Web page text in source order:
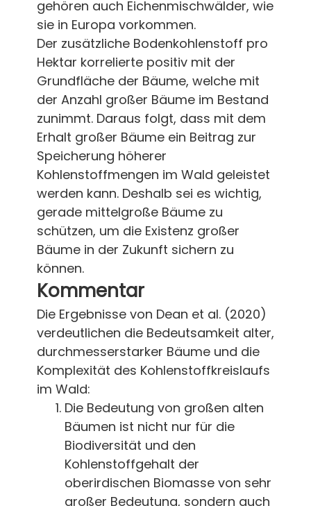
gehören auch Eichenmischwälder, wie
sie in Europa vorkommen.
Der zusätzliche Bodenkohlenstoff pro
Hektar korrelierte positiv mit der
Grundfläche der Bäume, welche mit
der Anzahl großer Bäume im Bestand
zunimmt. Daraus folgt, dass mit dem
Erhalt großer Bäume ein Beitrag zur
Speicherung höherer
Kohlenstoffmengen im Wald geleistet
werden kann. Deshalb sei es wichtig,
gerade mittelgroße Bäume zu
schützen, um die Existenz großer
Bäume in der Zukunft sichern zu
können.
Kommentar
Die Ergebnisse von Dean et al. (2020)
verdeutlichen die Bedeutsamkeit alter,
durchmesserstarker Bäume und die
Komplexität des Kohlenstoffkreislaufs
im Wald:
Die Bedeutung von großen alten
Bäumen ist nicht nur für die
Biodiversität und den
Kohlenstoffgehalt der
oberirdischen Biomasse von sehr
großer Bedeutung, sondern auch